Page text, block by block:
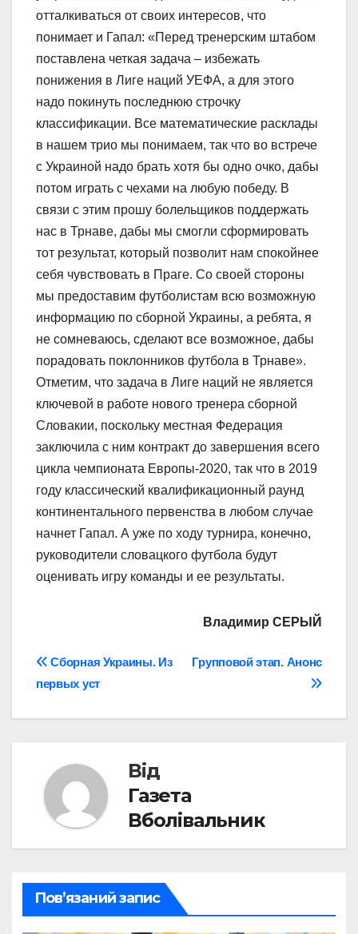
отталкиваться от своих интересов, что
понимает и Гапал: «Перед тренерским штабом
поставлена четкая задача – избежать
понижения в Лиге наций УЕФА, а для этого
надо покинуть последнюю строчку
классификации. Все математические расклады
в нашем трио мы понимаем, так что во встрече
с Украиной надо брать хотя бы одно очко, дабы
потом играть с чехами на любую победу. В
связи с этим прошу болельщиков поддержать
нас в Трнаве, дабы мы смогли сформировать
тот результат, который позволит нам спокойнее
себя чувствовать в Праге. Со своей стороны
мы предоставим футболистам всю возможную
информацию по сборной Украины, а ребята, я
не сомневаюсь, сделают все возможное, дабы
порадовать поклонников футбола в Трнаве».
Отметим, что задача в Лиге наций не является
ключевой в работе нового тренера сборной
Словакии, поскольку местная Федерация
заключила с ним контракт до завершения всего
цикла чемпионата Европы-2020, так что в 2019
году классический квалификационный раунд
континентального первенства в любом случае
начнет Гапал. А уже по ходу турнира, конечно,
руководители словацкого футбола будут
оценивать игру команды и ее результаты.
Владимир СЕРЫЙ
Навігація
записів
Групповой этап. Анонс
Сборная Украины. Из
первых уст
Від
Газета
Вболівальник
Пов’язаний запис